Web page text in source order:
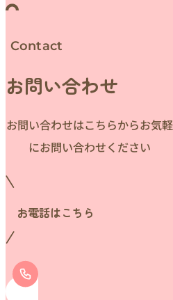
Contact
お問い合わせ
お問い合わせはこちらからお気軽
にお問い合わせください
お電話はこちら